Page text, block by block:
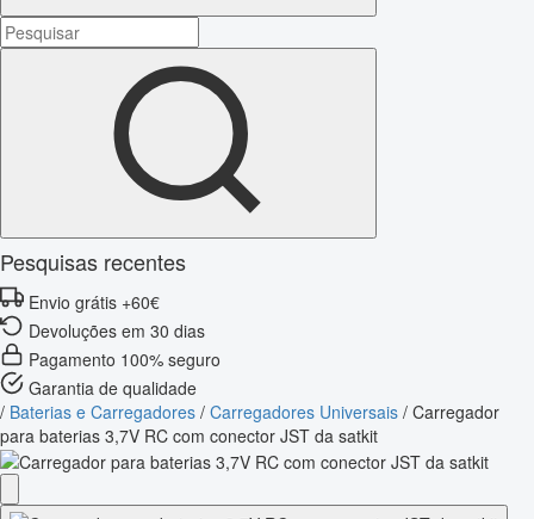
Pesquisas recentes
Envio grátis +60€
Devoluções em 30 dias
Pagamento 100% seguro
Garantia de qualidade
/ Baterias e Carregadores / Carregadores Universais / Carregador
para baterias 3,7V RC com conector JST da satkit